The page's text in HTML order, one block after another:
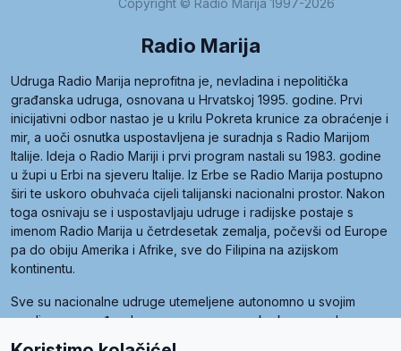
Radio Marija
Udruga Radio Marija neprofitna je, nevladina i nepolitička
građanska udruga, osnovana u Hrvatskoj 1995. godine. Prvi
inicijativni odbor nastao je u krilu Pokreta krunice za obraćenje i
mir, a uoči osnutka uspostavljena je suradnja s Radio Marijom
Italije. Ideja o Radio Mariji i prvi program nastali su 1983. godine
u župi u Erbi na sjeveru Italije. Iz Erbe se Radio Marija postupno
širi te uskoro obuhvaća cijeli talijanski nacionalni prostor. Nakon
toga osnivaju se i uspostavljaju udruge i radijske postaje s
imenom Radio Marija u četrdesetak zemalja, počevši od Europe
pa do obiju Amerika i Afrike, sve do Filipina na azijskom
kontinentu.
Sve su nacionalne udruge utemeljene autonomno u svojim
zemljama, a međusobna su povezane preko krovne udruge
pod nazivom Svjetska obitelj Radio Marije (World Family of